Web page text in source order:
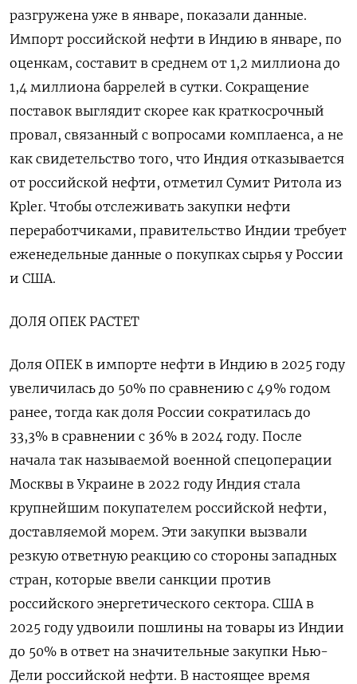
разгружена уже в январе, показали ‍данные.
Импорт российской нефти в Индию в январе, по
оценкам, составит в среднем от 1,2 миллиона ‌до
1,4 миллиона баррелей в сутки. Сокращение
поставок выглядит скорее как краткосрочный
провал, связанный с вопросами комплаенса, а не
как свидетельство того, что Индия отказывается
от российской нефти, отметил Сумит Ритола из
Kpler. Чтобы отслеживать закупки нефти
переработчиками, правительство Индии требует
еженедельные данные о покупках сырья у России
и США.
ДОЛЯ ОПЕК РАСТЕТ
Доля ОПЕК в импорте нефти в Индию в 2025 году
увеличилась до 50% по сравнению с 49% годом
ранее, тогда как доля России сократилась ‍до
33,3% в сравнении ‍с 36% в 2024 году. После
начала так называемой военной спецоперации
Москвы в Украине в 2022 году Индия стала
крупнейшим покупателем российской нефти,
доставляемой ‍морем. Эти закупки вызвали
резкую ответную реакцию со стороны западных
стран, которые ввели санкции против
российского энергетического сектора. США в
2025 году удвоили пошлины на товары из Индии
до 50% в ответ на значительные закупки ⁠Нью-
Дели российской нефти. В настоящее время